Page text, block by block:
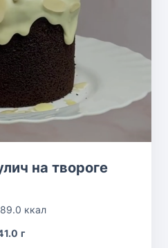
на твороге
ккал
г